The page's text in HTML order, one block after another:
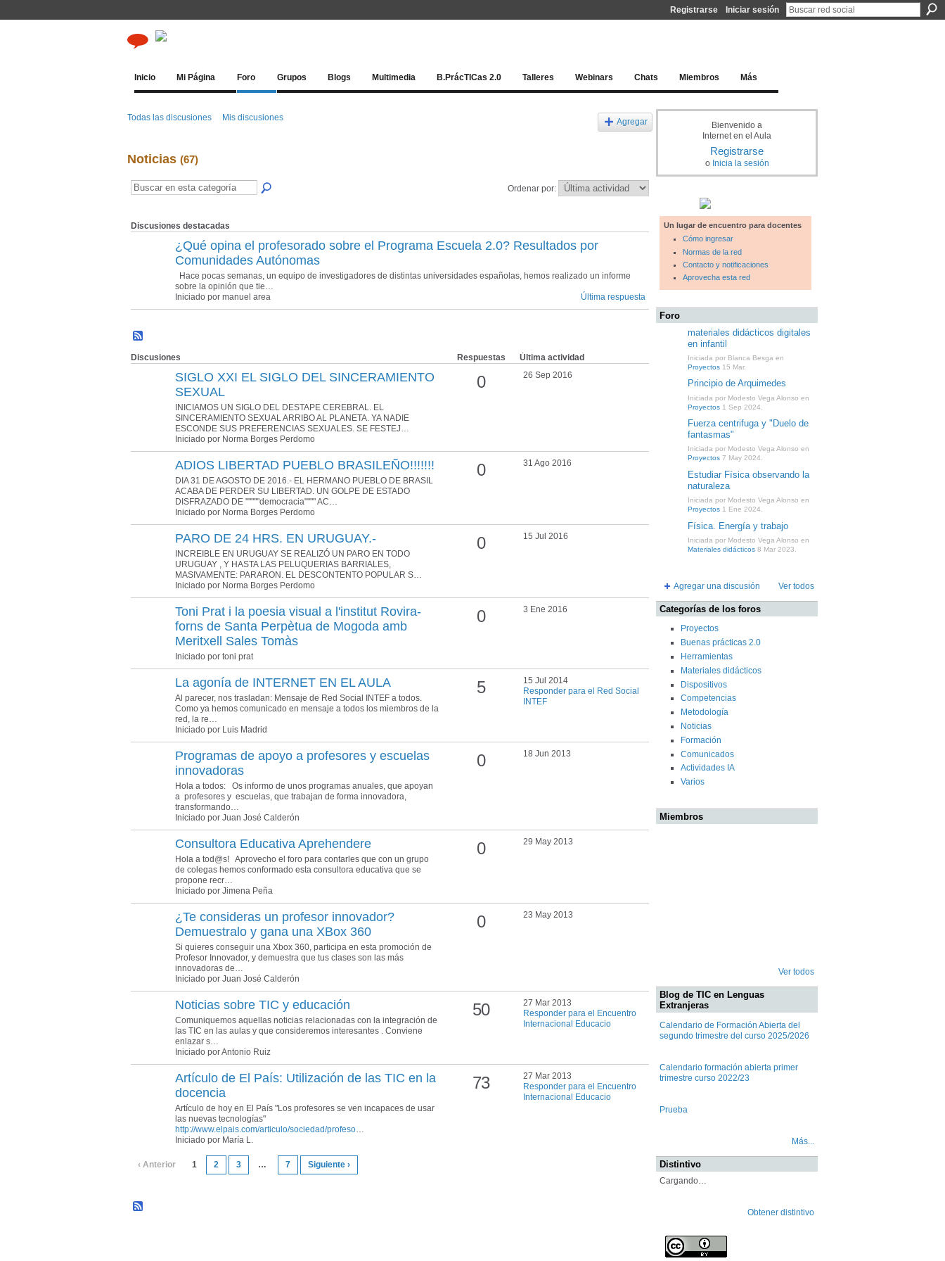
Registrarse Iniciar sesión
Inicio Mi Página Foro Grupos Blogs Multimedia B.PrácTICas 2.0 Talleres Webinars Chats Miembros Más
Todas las discusiones Mis discusiones Agregar
Noticias (67)
Ordenar por:
Discusiones destacadas
¿Qué opina el profesorado sobre el Programa Escuela 2.0? Resultados por
Comunidades Autónomas
Hace pocas semanas, un equipo de investigadores de distintas universidades españolas, hemos realizado un informe
sobre la opinión que tie…
Iniciado por manuel area
Última respuesta
Discusiones Respuestas Última actividad
SIGLO XXI EL SIGLO DEL SINCERAMIENTO
SEXUAL
INICIAMOS UN SIGLO DEL DESTAPE CEREBRAL. EL
SINCERAMIENTO SEXUAL ARRIBO AL PLANETA. YA NADIE
ESCONDE SUS PREFERENCIAS SEXUALES. SE FESTEJ…
Iniciado por Norma Borges Perdomo
0 26 Sep 2016
ADIOS LIBERTAD PUEBLO BRASILEÑO!!!!!!!
DIA 31 DE AGOSTO DE 2016.- EL HERMANO PUEBLO DE BRASIL
ACABA DE PERDER SU LIBERTAD. UN GOLPE DE ESTADO
DISFRAZADO DE """""democracia"""" AC…
Iniciado por Norma Borges Perdomo
0 31 Ago 2016
PARO DE 24 HRS. EN URUGUAY.-
INCREIBLE EN URUGUAY SE REALIZÓ UN PARO EN TODO
URUGUAY , Y HASTA LAS PELUQUERIAS BARRIALES,
MASIVAMENTE: PARARON. EL DESCONTENTO POPULAR S…
Iniciado por Norma Borges Perdomo
0 15 Jul 2016
Toni Prat i la poesia visual a l'institut Rovira-
forns de Santa Perpètua de Mogoda amb
Meritxell Sales Tomàs
Iniciado por toni prat
0 3 Ene 2016
La agonía de INTERNET EN EL AULA
Al parecer, nos trasladan: Mensaje de Red Social INTEF a todos.
Como ya hemos comunicado en mensaje a todos los miembros de la
red, la re…
Iniciado por Luis Madrid
5
15 Jul 2014
Responder para el Red Social
INTEF
Programas de apoyo a profesores y escuelas
innovadoras
Hola a todos: Os informo de unos programas anuales, que apoyan
a profesores y escuelas, que trabajan de forma innovadora,
transformando…
Iniciado por Juan José Calderón
0 18 Jun 2013
Consultora Educativa Aprehendere
Hola a tod@s! Aprovecho el foro para contarles que con un grupo
de colegas hemos conformado esta consultora educativa que se
propone recr…
Iniciado por Jimena Peña
0 29 May 2013
¿Te consideras un profesor innovador?
Demuestralo y gana una XBox 360
Si quieres conseguir una Xbox 360, participa en esta promoción de
Profesor Innovador, y demuestra que tus clases son las más
innovadoras de…
Iniciado por Juan José Calderón
0 23 May 2013
Noticias sobre TIC y educación
Comuniquemos aquellas noticias relacionadas con la integración de
las TIC en las aulas y que consideremos interesantes . Conviene
enlazar s…
Iniciado por Antonio Ruiz
50
27 Mar 2013
Responder para el Encuentro
Internacional Educacio
Artículo de El País: Utilización de las TIC en la
docencia
Artículo de hoy en El País "Los profesores se ven incapaces de usar
las nuevas tecnologías"
http://www.elpais.com/articulo/sociedad/profeso
Iniciado por María L.
73
27 Mar 2013
Responder para el Encuentro
Internacional Educacio
‹ Anterior 1 2 3 … 7 Siguiente ›
Bienvenido a
Internet en el Aula
Registrarse
o Inicia la sesión
Un lugar de encuentro para docentes
Cómo ingresar
Normas de la red
Contacto y notificaciones
Aprovecha esta red
Foro
materiales didácticos digitales
en infantil
Iniciada por Blanca Besga en
Proyectos 15 Mar.
Principio de Arquimedes
Iniciada por Modesto Vega Alonso en
Proyectos 1 Sep 2024.
Fuerza centrifuga y "Duelo de
fantasmas"
Iniciada por Modesto Vega Alonso en
Proyectos 7 May 2024.
Estudiar Física observando la
naturaleza
Iniciada por Modesto Vega Alonso en
Proyectos 1 Ene 2024.
Física. Energía y trabajo
Iniciada por Modesto Vega Alonso en
Materiales didácticos 8 Mar 2023.
Agregar una discusión Ver todos
Categorías de los foros
Proyectos
Buenas prácticas 2.0
Herramientas
Materiales didácticos
Dispositivos
Competencias
Metodología
Noticias
Formación
Comunicados
Actividades IA
Varios
Miembros
Ver todos
Blog de TIC en Lenguas
Extranjeras
Calendario de Formación Abierta del
segundo trimestre del curso 2025/2026
Calendario formación abierta primer
trimestre curso 2022/23
Prueba
Más...
Distintivo
Cargando…
Obtener distintivo